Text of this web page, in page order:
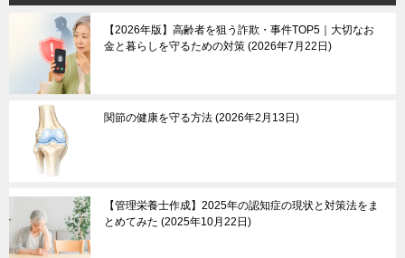
【2026年版】高齢者を狙う詐欺・事件TOP5｜大切なお
金と暮らしを守るための対策 2026年7月22日
関節の健康を守る方法 2026年2月13日
【管理栄養士作成】2025年の認知症の現状と対策法をま
とめてみた 2025年10月22日